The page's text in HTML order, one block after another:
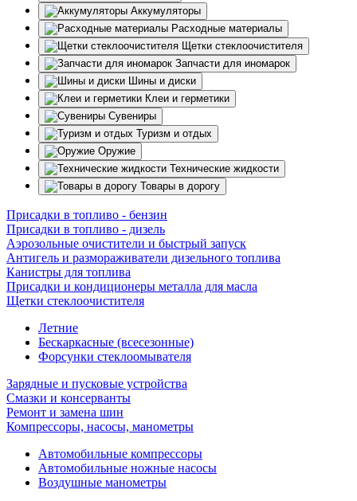
Аккумуляторы
Расходные материалы
Щетки стеклоочистителя
Запчасти для иномарок
Шины и диски
Клеи и герметики
Сувениры
Туризм и отдых
Оружие
Технические жидкости
Товары в дорогу
Присадки в топливо - бензин
Присадки в топливо - дизель
Аэрозольные очистители и быстрый запуск
Антигель и размораживатели дизельного топлива
Канистры для топлива
Присадки и кондиционеры металла для масла
Щетки стеклоочистителя
Летние
Бескаркасные (всесезонные)
Форсунки стеклоомывателя
Зарядные и пусковые устройства
Смазки и консерванты
Ремонт и замена шин
Компрессоры, насосы, манометры
Автомобильные компрессоры
Автомобильные ножные насосы
Воздушные манометры